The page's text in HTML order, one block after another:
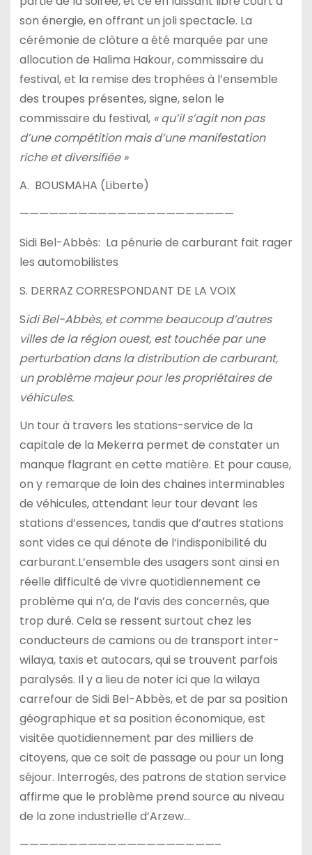
son énergie, en offrant un joli spectacle. La
cérémonie de clôture a été marquée par une
allocution de Halima Hakour, commissaire du
festival, et la remise des trophées à l’ensemble
des troupes présentes, signe, selon le
commissaire du festival, « qu’il s’agit non pas
d’une compétition mais d’une manifestation
riche et diversifiée »
A. BOUSMAHA (Liberte)
——————————————————————
Sidi Bel-Abbès: La pénurie de carburant fait rager
les automobilistes
S. DERRAZ CORRESPONDANT DE LA VOIX
Sidi Bel-Abbès, et comme beaucoup d’autres
villes de la région ouest, est touchée par une
perturbation dans la distribution de carburant,
un problème majeur pour les propriétaires de
véhicules.
Un tour à travers les stations-service de la
capitale de la Mekerra permet de constater un
manque flagrant en cette matière. Et pour cause,
on y remarque de loin des chaines interminables
de véhicules, attendant leur tour devant les
stations d’essences, tandis que d’autres stations
sont vides ce qui dénote de l’indisponibilité du
carburant.L’ensemble des usagers sont ainsi en
réelle difficulté de vivre quotidiennement ce
problème qui n’a, de l’avis des concernés, que
trop duré. Cela se ressent surtout chez les
conducteurs de camions ou de transport inter-
wilaya, taxis et autocars, qui se trouvent parfois
paralysés. Il y a lieu de noter ici que la wilaya
carrefour de Sidi Bel-Abbès, et de par sa position
géographique et sa position économique, est
visitée quotidiennement par des milliers de
citoyens, que ce soit de passage ou pour un long
séjour. Interrogés, des patrons de station service
affirme que le problème prend source au niveau
de la zone industrielle d’Arzew…
————————————————————–